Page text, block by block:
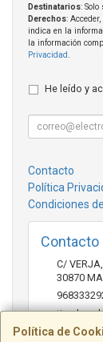
Política de
Destinatarios:
Derechos:
indica en la
la información
Privacidad
He leído y
Contacto
Política
Condiciones
Contacto
C/
30870